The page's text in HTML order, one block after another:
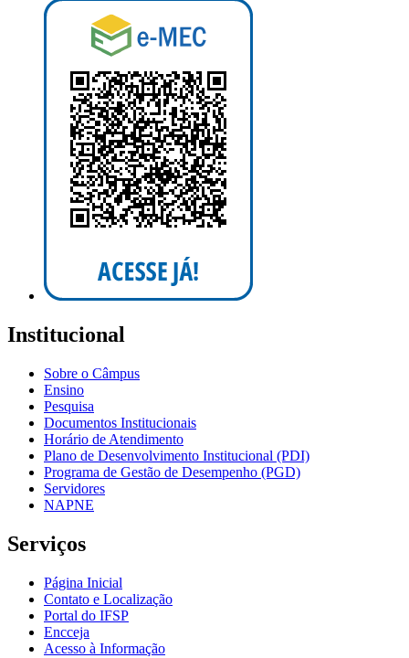
Institucional
Sobre o Câmpus
Ensino
Pesquisa
Documentos Institucionais
Horário de Atendimento
Plano de Desenvolvimento Institucional (PDI)
Programa de Gestão de Desempenho (PGD)
Servidores
NAPNE
Serviços
Página Inicial
Contato e Localização
Portal do IFSP
Encceja
Acesso à Informação